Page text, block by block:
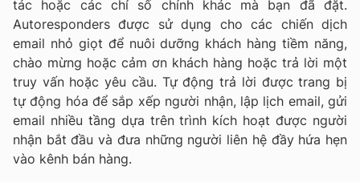
tác hoặc các chỉ số chính khác mà bạn đã đặt.
Autoresponders được sử dụng cho các chiến dịch
email nhỏ giọt để nuôi dưỡng khách hàng tiềm năng,
chào mừng hoặc cảm ơn khách hàng hoặc trả lời một
truy vấn hoặc yêu cầu. Tự động trả lời được trang bị
tự động hóa để sắp xếp người nhận, lập lịch email, gửi
email nhiều tầng dựa trên trình kích hoạt được người
nhận bắt đầu và đưa những người liên hệ đầy hứa hẹn
vào kênh bán hàng.